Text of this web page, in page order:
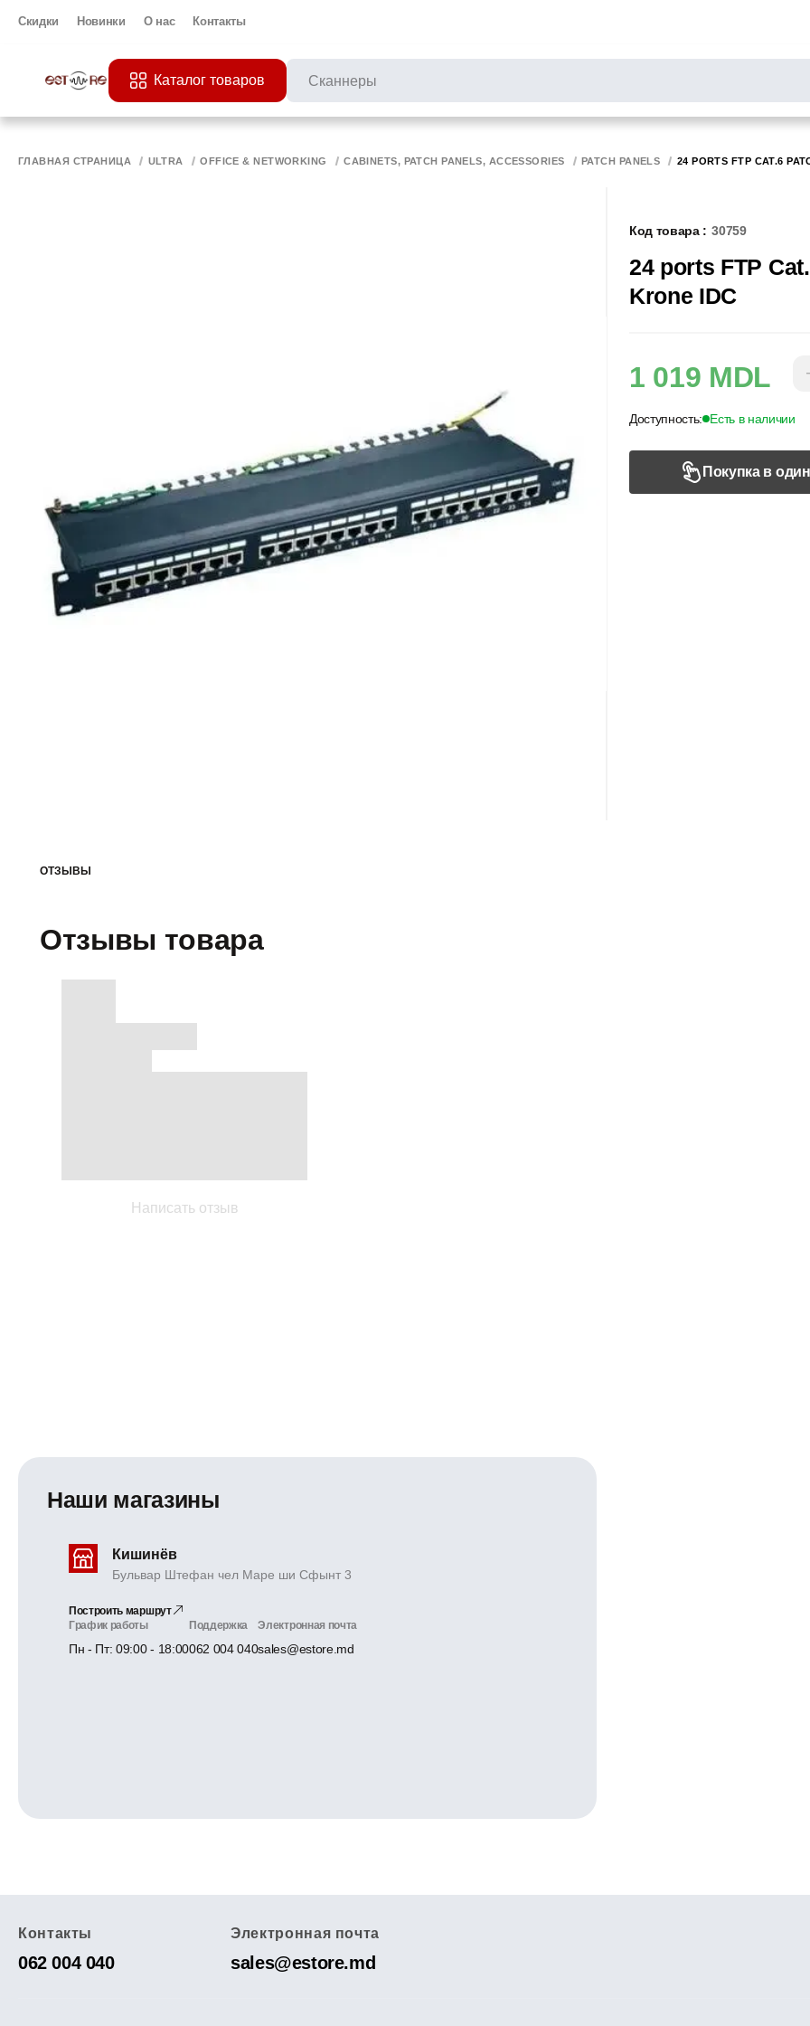
Скидки Новинки О нас Контакты
Каталог товаров
ГЛАВНАЯ СТРАНИЦА ULTRA OFFICE & NETWORKING CABINETS, PATCH PANELS, ACCESSORIES PATCH PANELS 24 PORTS FTP CAT.6
Код товара : 30759
24 ports FTP
Krone IDC
1 019 MDL
Доступность: Есть в наличии
Покупка в
ОТЗЫВЫ
Отзывы товара
Написать отзыв
Наши магазины
Кишинёв
Бульвар Штефан чел Маре ши Сфынт 3
Построить маршрут
График работы
Пн - Пт: 09:00 - 18:00
Поддержка
062 004 040
Электронная почта
sales@estore.md
Контакты
062 004 040
Электронная почта
sales@estore.md